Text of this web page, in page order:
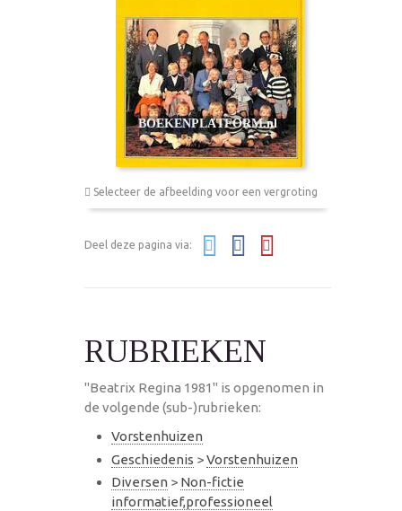
Selecteer de afbeelding voor een vergroting
Deel deze pagina via:
RUBRIEKEN
"Beatrix Regina 1981" is opgenomen in
de volgende (sub-)rubrieken:
Vorstenhuizen
Geschiedenis >Vorstenhuizen
Diversen > Non-fictie
informatief,professioneel